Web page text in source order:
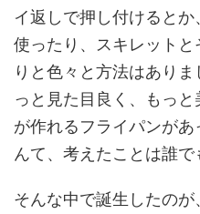
イ返しで押し付けると
使ったり、スキレット
りと色々と方法はあり
っと見た目良く、もっ
が作れるフライパンが
んて、考えたことは誰で
そんな中で誕生したの